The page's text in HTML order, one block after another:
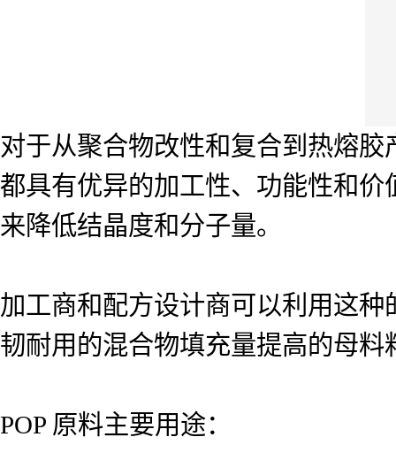
对于从聚合物改性和复合到热熔
都具有优异的加工性、功能性和
来降低结晶度和分子量。
加工商和配方设计商可以利用这
韧耐用的混合物填充量提高的母料
POP 原料主要用途：